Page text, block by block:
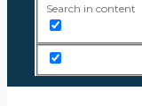
Search in content